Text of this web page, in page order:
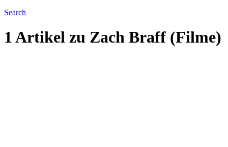
Search
1 Artikel zu Zach Braff (Filme)